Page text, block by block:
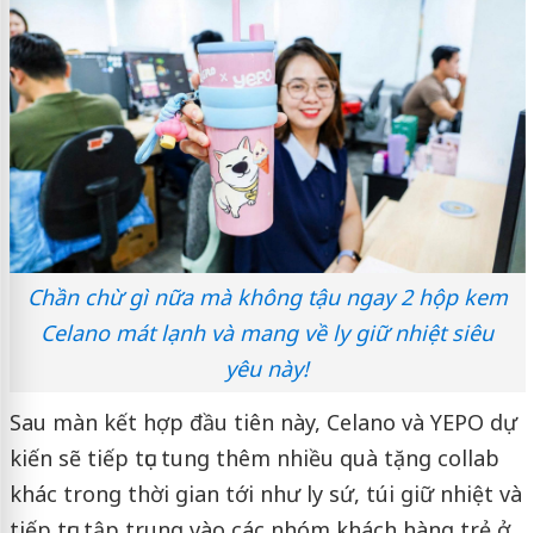
Chần chừ gì nữa mà không tậu ngay 2 hộp kem
Celano mát lạnh và mang về ly giữ nhiệt siêu
yêu này!
Sau màn kết hợp đầu tiên này, Celano và YEPO dự
kiến sẽ tiếp tục tung thêm nhiều quà tặng collab
khác trong thời gian tới như ly sứ, túi giữ nhiệt và